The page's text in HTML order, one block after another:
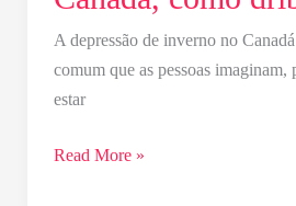
A depressão de inverno no
comum que as pessoas imaginam,
estar
inverno
no
Canadá,
como
Read More »